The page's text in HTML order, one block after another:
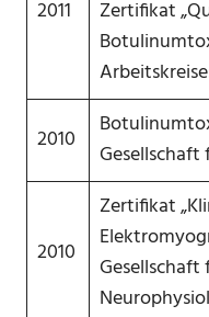
2011
Zertifikat
2010
2010
Zertifikat